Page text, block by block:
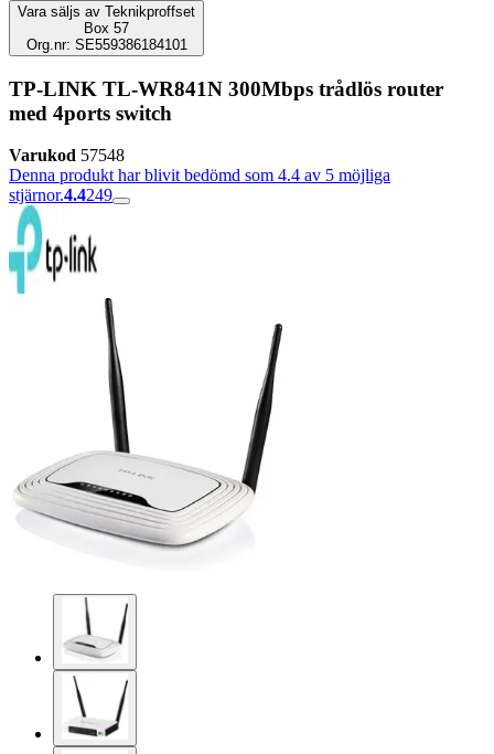
Vara säljs av Teknikproffset
Box 57
Org.nr: SE559386184101
TP-LINK TL-WR841N 300Mbps trådlös router
med 4ports switch
Varukod 57548
Denna produkt har blivit bedömd som 4.4 av 5 möjliga
stjärnor.4.4249